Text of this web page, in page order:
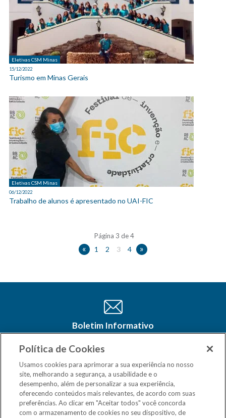
Eletivas CSM Minas
15/12/2022
Turismo em Minas Gerais
Eletivas CSM Minas
06/12/2022
Trabalho de alunos é apresentado no UAI-FIC
Página 3 de 4
« 1 2 3 4 »
Boletim Informativo
Cadastre-se e receba as últimas
atualizações do CSM Minas no seu e-
Política de Cookies
Usamos cookies para aprimorar a sua experiência no nosso
site, melhorando a segurança, a usabilidade e o
desempenho, além de personalizar a sua experiência,
oferecendo conteúdos mais relevantes, de acordo com suas
preferências. Ao clicar em "Aceitar todos" você concorda
com o armazenamento de cookies no seu dispositivo, de